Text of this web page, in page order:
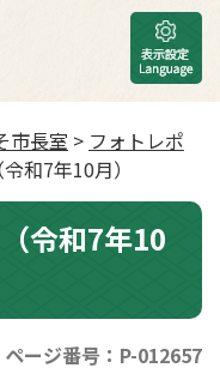
市長室 > フォトレポ
和7年10月）
令和7年10
ページ番号：P-012657